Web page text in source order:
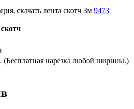
скачать лента скотч 3м 9473
(Бесплатная нарезка любой ширины.)